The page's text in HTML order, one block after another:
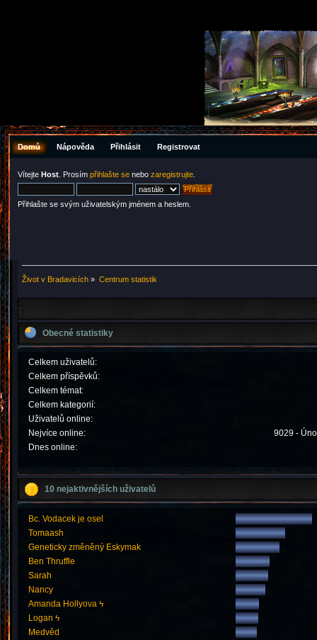
Domů Nápověda Přihlásit Registrovat
Vítejte Host . Prosím přihlašte se nebo zaregistrujte
Přihlašte se svým uživatelským jménem a heslem.
Život v Bradavicích » Centrum statistik
Obecné statistiky
Celkem uživatelů:
Celkem příspěvků:
Celkem témat:
Celkem kategorií:
Uživatelů online:
Nejvíce online:
9029 -
Dnes online:
10 nejaktivnějších uživatelů
Bc. Vodacek je osel
Tomaash
Geneticky změněný Eskymak
Ben Thruffle
Sarah
Nancy
Amanda Hollyova ϟ
Logan ϟ
Medvěd